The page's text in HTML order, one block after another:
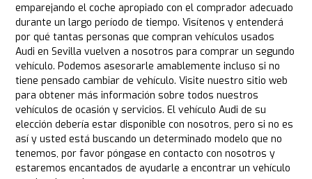
emparejando el coche apropiado con el comprador adecuado
durante un largo período de tiempo. Visítenos y entenderá
por qué tantas personas que compran vehículos usados
Audi en Sevilla vuelven a nosotros para comprar un segundo
vehículo. Podemos asesorarle amablemente incluso si no
tiene pensado cambiar de vehículo. Visite nuestro sitio web
para obtener más información sobre todos nuestros
vehículos de ocasión y servicios. El vehículo Audi de su
elección debería estar disponible con nosotros, pero si no es
así y usted está buscando un determinado modelo que no
tenemos, por favor póngase en contacto con nosotros y
estaremos encantados de ayudarle a encontrar un vehículo